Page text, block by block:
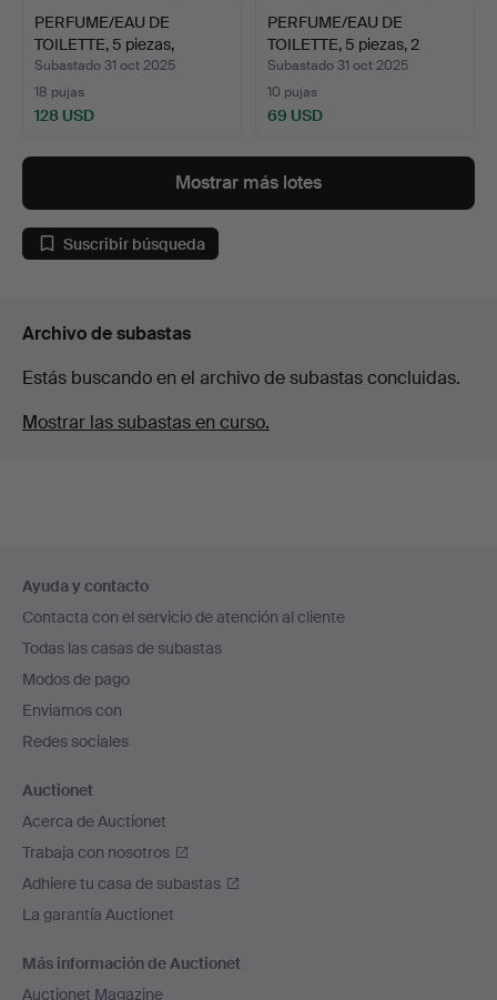
PERFUME/EAU DE
TOILETTE, 5 piezas,
marcas …
Subastado 31 oct 2025
18 pujas
128 USD
PERFUME/EAU DE
TOILETTE, 5 piezas, 2
Oscar…
Subastado 31 oct 2025
10 pujas
69 USD
Mostrar más lotes
Suscribir búsqueda
Archivo de subastas
Estás buscando en el archivo de subastas concluidas.
Mostrar las subastas en curso.
en
el
pie
de
página
Ayuda y contacto
Contacta con el servicio de atención al cliente
Todas las casas de subastas
Modos de pago
Enviamos con
Redes sociales
Auctionet
Acerca de Auctionet
Trabaja con nosotros
Adhiere tu casa de subastas
La garantía Auctionet
Más información de Auctionet
Auctionet Magazine